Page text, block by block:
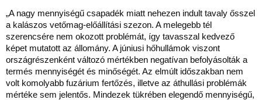
„A nagy mennyiségű csapadék miatt nehezen indult tavaly ősszel
a kalászos vetőmag-előállítási szezon. A melegebb tél
szerencsére nem okozott problémát, így tavasszal kedvező
képet mutatott az állomány. A júniusi hőhullámok viszont
országrészenként változó mértékben negatívan befolyásolták a
termés mennyiségét és minőségét. Az elmúlt időszakban nem
volt komolyabb fuzárium fertőzés, illetve az áthullási problémák
mértéke sem jelentős. Mindezek tükrében elegendő mennyiségű,